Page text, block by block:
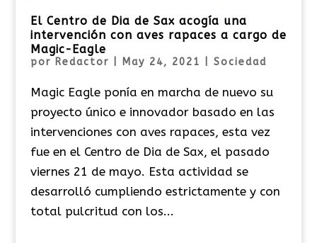
El Centro de Dia de Sax acogía una
intervención con aves rapaces a cargo de
Magic-Eagle
por Redactor May 24, 2021 Sociedad
Magic Eagle ponía en marcha de nuevo su
proyecto único e innovador basado en las
intervenciones con aves rapaces, esta vez
fue en el Centro de Dia de Sax, el pasado
viernes 21 de mayo. Esta actividad se
desarrolló cumpliendo estrictamente y con
total pulcritud con los...